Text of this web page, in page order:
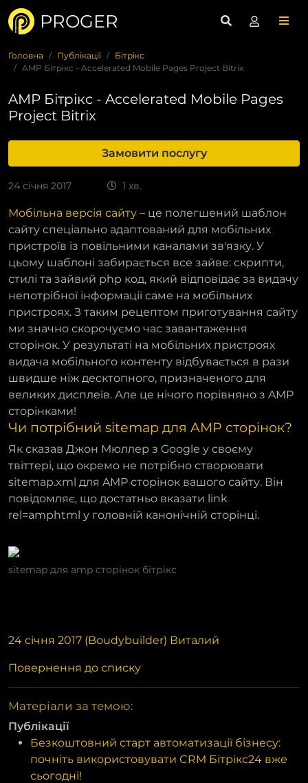
PROGER
Головна Публікації
Бітрікс
AMP Бітрікс - Accelerated Mobile Pages Project Bitrix
AMP Бітрікс - Accelerated Mobile Pages
Project Bitrix
Замовити послугу
24 січня 2017 1 хв.
Мобільна версія сайту – це полегшений шаблон
сайту спеціально адаптований для мобільних
пристроїв із повільними каналами зв'язку. У
цьому шаблоні забирається все зайве: скрипти,
стилі та зайвий php код, який відповідає за видачу
непотрібної інформації саме на мобільних
пристроях. З таким рецептом приготування сайту
ми значно скорочуємо час завантаження
сторінок. У результаті на мобільних пристроях
видача мобільного контенту відбувається в рази
швидше ніж десктопного, призначеного для
великих дисплеїв. Але це нічого порівняно з AMP
сторінками!
Чи потрібний sitemap для AMP сторінок?
Як сказав Джон Мюллер з Google у своєму
твіттері, що окремо не потрібно створювати
sitemap.xml для AMP сторінок вашого сайту. Він
повідомляє, що достатньо вказати link
rel=amphtml у головній канонічній сторінці.
sitemap для amp сторінок бітрікс
24 січня 2017 (Boudybuilder) Виталий
Повернення до списку
Матеріали за темою:
Публікації
Безкоштовний старт автоматизації бізнесу:
почніть використовувати CRM Бітрікс24 вже
сьогодні!